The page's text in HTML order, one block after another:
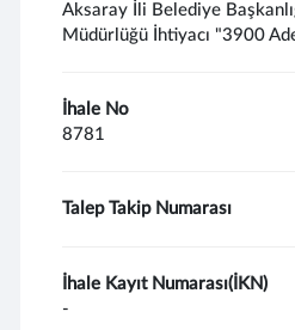
Aksaray İli Belediye
Müdürlüğü İhtiyacı "3900
İhale No
8781
Talep Takip Numarası
İhale Kayıt Numarası(İKN)
-